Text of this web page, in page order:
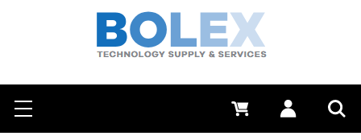
Hľadať
Menu Prihlásiť sa
0 €